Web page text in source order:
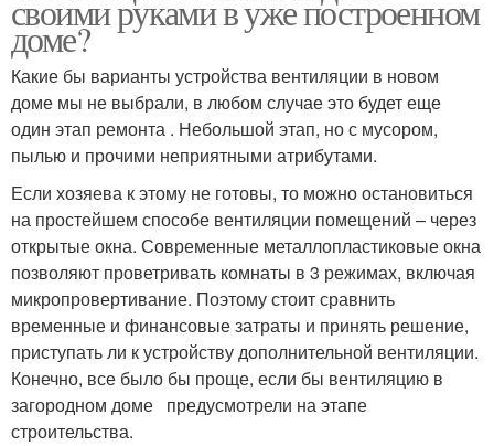
своими руками в уже построенном
доме?
Какие бы варианты устройства вентиляции в новом
доме мы не выбрали, в любом случае это будет еще
один этап ремонта . Небольшой этап, но с мусором,
пылью и прочими неприятными атрибутами.
Если хозяева к этому не готовы, то можно остановиться
на простейшем способе вентиляции помещений – через
открытые окна. Современные металлопластиковые окна
позволяют проветривать комнаты в 3 режимах, включая
микропровертивание. Поэтому стоит сравнить
временные и финансовые затраты и принять решение,
приступать ли к устройству дополнительной вентиляции.
Конечно, все было бы проще, если бы вентиляцию в
загородном доме предусмотрели на этапе
строительства.